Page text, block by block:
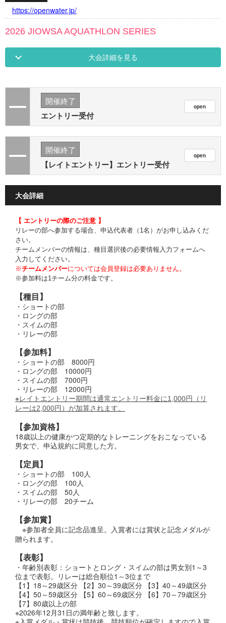
https://openwater.jp/
2026 JIOWSA AQUATHLON SERIES
大会詳細を見る
開催終了
エントリー受付
開催終了
【レイトエントリー】エントリー受付
大会詳細
【 エントリーの際のご注意 】
リレーの部へ参加する場合、申込代表者（1名）がお申し込みくだ
さい。
チームメンバーの情報は、種目選択後の必要情報入力フォームへ
入力してください。
※チームメンバーについては会員登録は必要ありません。
※参加料は1チーム分の料金です。
【種目】
・ショートの部
・ロングの部
・スイムの部
・リレーの部
【参加料】
・ショートの部 8000円
・ロングの部 10000円
・スイムの部 7000円
・リレーの部 12000円
※レイトエントリー期間は通常エントリー料金に1,000円（リ
レーは2,000円）が加算されます。
【参加資格】
18歳以上の健康かつ定期的なトレーニングをおこなっている
男女で、申込規約に同意した方。
【定員】
・ショートの部 100人
・ロングの部 100人
・スイムの部 50人
・リレーの部 20チーム
【参加賞】
※参加者全員に記念品進呈。入賞者には賞状と記念メダルが
贈られます。
【表彰】
・年齢別表彰：ショートとロング・スイムの部は男女別1～3
位まで表彰。リレーは総合順位1～3位まで
【1】18～29歳区分 【2】30～39歳区分 【3】40～49歳区分
【4】50～59歳区分 【5】60～69歳区分 【6】70～79歳区分
【7】80歳以上の部
※2026年12月31日の満年齢と致します。